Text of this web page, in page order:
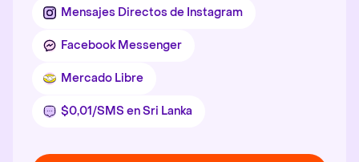
Mensajes Directos de Instagram
Facebook Messenger
Mercado Libre
$0,01/SMS en Sri Lanka